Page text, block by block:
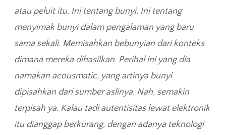
atau peluit itu. Ini tentang bunyi. Ini tentang
menyimak bunyi dalam pengalaman yang baru
sama sekali. Memisahkan bebunyian dari konteks
dimana mereka dihasilkan. Perihal ini yang dia
namakan acousmatic, yang artinya bunyi
dipisahkan dari sumber aslinya. Nah, semakin
terpisah ya. Kalau tadi autentisitas lewat elektronik
itu dianggap berkurang, dengan adanya teknologi